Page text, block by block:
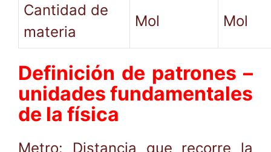
Cantidad de
materia
Mol Mol
Definición de patrones –
unidades fundamentales
de la física
Metro: Distancia que recorre la